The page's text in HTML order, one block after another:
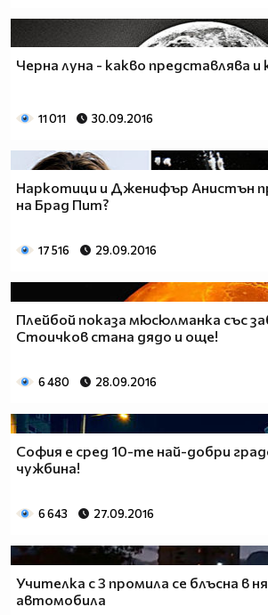
Черна луна - какво представлява и
11 011 30.09.2016
Наркотици и Дженифър Анистън
на Брад Пит?
17 516 29.09.2016
Плейбой показа мюсюлманка със
Стоичков стана дядо и още!
6 480 28.09.2016
София е сред 10-те най-добри
чужбина!
6 643 27.09.2016
Учителка с 3 промила се блъсна в
автомобила